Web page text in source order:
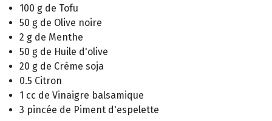
100 g de Tofu
50 g de Olive noire
2 g de Menthe
50 g de Huile d'olive
20 g de Crème soja
0.5 Citron
1 cc de Vinaigre balsamique
3 pincée de Piment d'espelette